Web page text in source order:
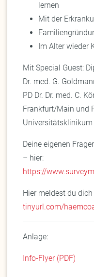
lernen
Mit der
Im Alter wieder
Mit Special Guest:
Dr. med. G.
PD Dr. Dr. med. C.
Frankfurt/Main und
Universitätsklinikum
Deine eigenen
– hier:
https://
Hier meldest du
tinyurl.com/
Anlage:
Info-Flyer (PDF)